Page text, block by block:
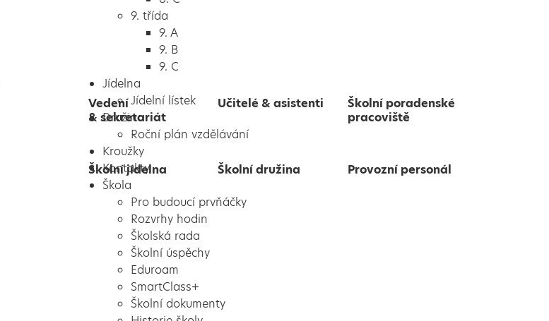
9. třída
9. A
9. B
9. C
Jídelna
Jídelní lístek
Družina
Roční plán vzdělávání
Kroužky
Kontakty
Škola
Pro budoucí prvňáčky
Rozvrhy hodin
Školská rada
Školní úspěchy
Eduroam
SmartClass+
Školní dokumenty
Vedení
& sekretariát
Učitelé & asistenti
Školní poradenské
pracoviště
Školní jídelna Školní družina Provozní personál